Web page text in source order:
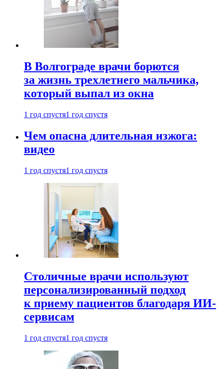
В Волгограде врачи борются
за жизнь трехлетнего мальчика,
который выпал из окна
1 год спустя1 год спустя
Чем опасна длительная изжога:
видео
1 год спустя1 год спустя
Столичные врачи используют
персонализированный подход
к приему пациентов благодаря ИИ-
сервисам
1 год спустя1 год спустя